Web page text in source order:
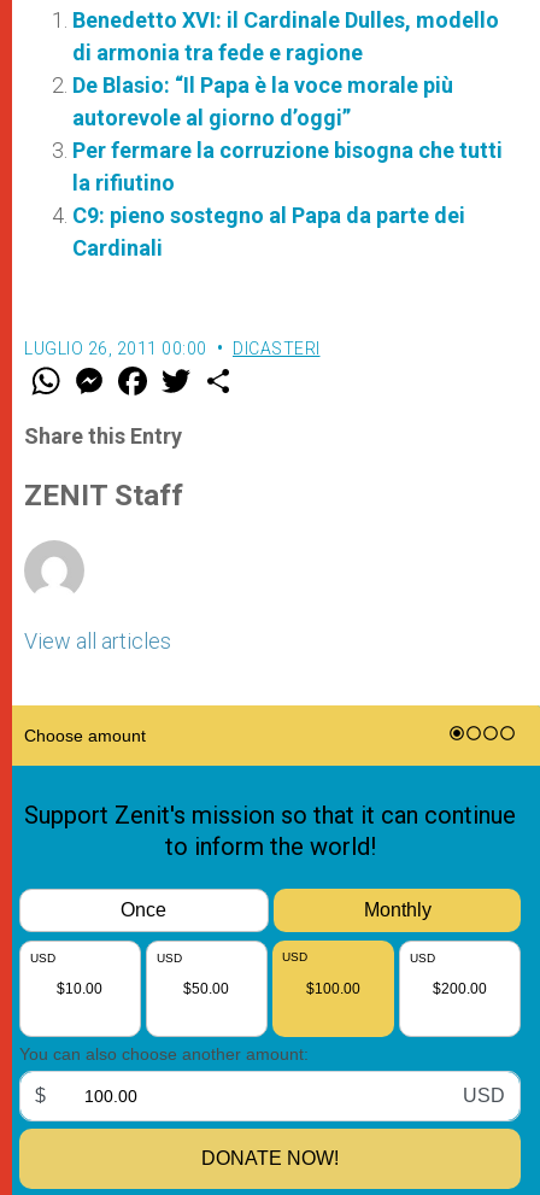
Benedetto XVI: il Cardinale Dulles, modello
di armonia tra fede e ragione
De Blasio: “Il Papa è la voce morale più
autorevole al giorno d’oggi”
Per fermare la corruzione bisogna che tutti
la rifiutino
C9: pieno sostegno al Papa da parte dei
Cardinali
LUGLIO 26, 2011 00:00 DICASTERI
W
t
s
p
p
M
e
s
e
g
e
F
a
e
b
o
k
w
Share this Entry
ZENIT Staff
View all articles